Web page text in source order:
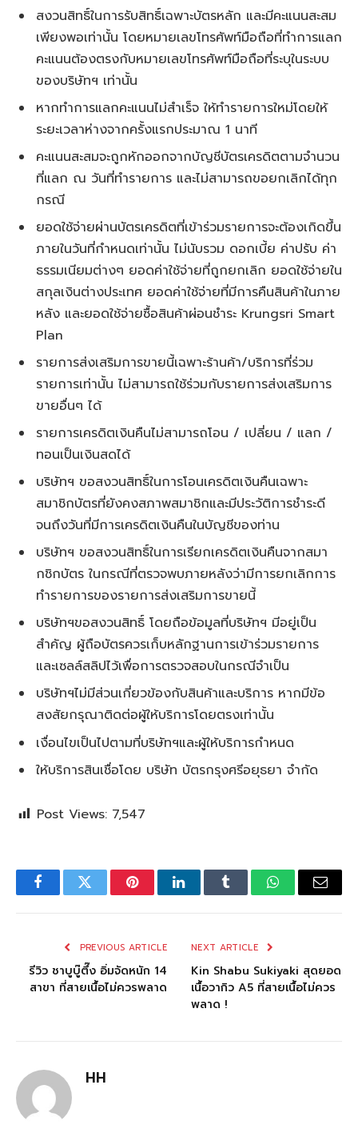
สงวนสิทธิ์ในการรับสิทธิ์เฉพาะบัตรหลัก และมีคะแนนสะสม
เพียงพอเท่านั้น โดยหมายเลขโทรศัพท์มือถือที่ทำการแลก
คะแนนต้องตรงกับหมายเลขโทรศัพท์มือถือที่ระบุในระบบ
ของบริษัทฯ เท่านั้น
หากทำการแลกคะแนนไม่สำเร็จ ให้ทำรายการใหม่โดยให้
ระยะเวลาห่างจากครั้งแรกประมาณ 1 นาที
คะแนนสะสมจะถูกหักออกจากบัญชีบัตรเครดิตตามจำนวน
ที่แลก ณ วันที่ทำรายการ และไม่สามารถขอยกเลิกได้ทุก
กรณี
ยอดใช้จ่ายผ่านบัตรเครดิตที่เข้าร่วมรายการจะต้องเกิดขึ้น
ภายในวันที่กำหนดเท่านั้น ไม่นับรวม ดอกเบี้ย ค่าปรับ ค่า
ธรรมเนียมต่างๆ ยอดค่าใช้จ่ายที่ถูกยกเลิก ยอดใช้จ่ายใน
สกุลเงินต่างประเทศ ยอดค่าใช้จ่ายที่มีการคืนสินค้าในภาย
หลัง และยอดใช้จ่ายซื้อสินค้าผ่อนชำระ Krungsri Smart
Plan
รายการส่งเสริมการขายนี้เฉพาะร้านค้า/บริการที่ร่วม
รายการเท่านั้น ไม่สามารถใช้ร่วมกับรายการส่งเสริมการ
ขายอื่นๆ ได้
รายการเครดิตเงินคืนไม่สามารถโอน / เปลี่ยน / แลก /
ทอนเป็นเงินสดได้
บริษัทฯ ขอสงวนสิทธิ์ในการโอนเครดิตเงินคืนเฉพาะ
สมาชิกบัตรที่ยังคงสภาพสมาชิกและมีประวัติการชำระดี
จนถึงวันที่มีการเครดิตเงินคืนในบัญชีของท่าน
บริษัทฯ ขอสงวนสิทธิ์ในการเรียกเครดิตเงินคืนจากสมา
กชิกบัตร ในกรณีที่ตรวจพบภายหลังว่ามีการยกเลิกการ
ทำรายการของรายการส่งเสริมการขายนี้
บริษัทฯขอสงวนสิทธิ์ โดยถือข้อมูลที่บริษัทฯ มีอยู่เป็น
สำคัญ ผู้ถือบัตรควรเก็บหลักฐานการเข้าร่วมรายการ
และเซลล์สลิปไว้เพื่อการตรวจสอบในกรณีจำเป็น
บริษัทฯไม่มีส่วนเกี่ยวข้องกับสินค้าและบริการ หากมีข้อ
สงสัยกรุณาติดต่อผู้ให้บริการโดยตรงเท่านั้น
เงื่อนไขเป็นไปตามที่บริษัทฯและผู้ให้บริการกำหนด
ให้บริการสินเชื่อโดย บริษัท บัตรกรุงศรีอยุธยา จำกัด
Post Views: 7,547
FacebookTwitter PinterestLinkedInTumblr WhatsAppEmail
PREVIOUS ARTICLE
รีวิว ชาบูบู๊ตึ๊ง อิ่มจัดหนัก 14
สาขา ที่สายเนื้อไม่ควรพลาด
NEXT ARTICLE
Kin Shabu Sukiyaki สุดยอด
เนื้อวากิว A5 ที่สายเนื้อไม่ควร
พลาด !
HH